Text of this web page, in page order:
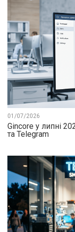
01/07/2026
Gincore у липні
та Telegram